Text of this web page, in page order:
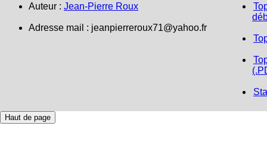
Auteur : Jean-Pierre Roux
Adresse mail : jeanpierreroux71@yahoo.fr
Haut de page